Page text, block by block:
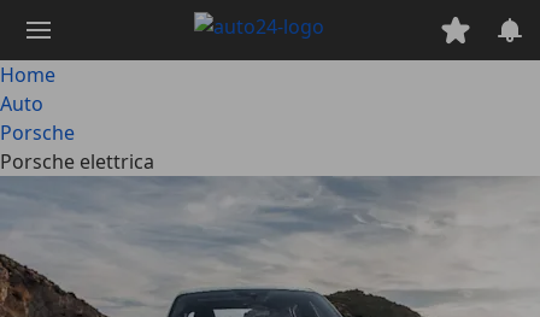
contenuto
principale
Home
Auto
Porsche
Porsche elettrica